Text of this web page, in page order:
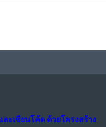
ะเขียนโค้ด ด้วยโครงสร้าง